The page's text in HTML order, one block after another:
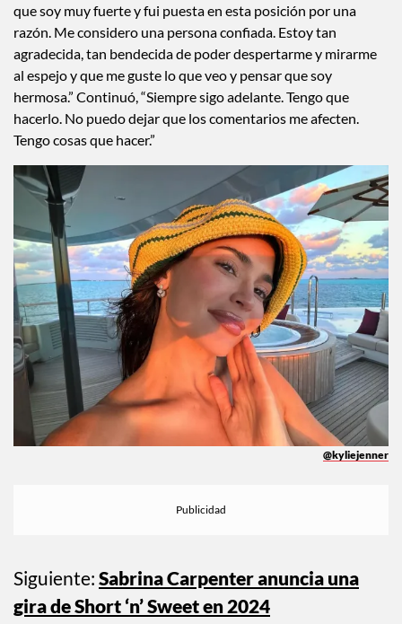
que soy muy fuerte y fui puesta en esta posición por una
razón. Me considero una persona confiada. Estoy tan
agradecida, tan bendecida de poder despertarme y mirarme
al espejo y que me guste lo que veo y pensar que soy
hermosa.” Continuó, “Siempre sigo adelante. Tengo que
hacerlo. No puedo dejar que los comentarios me afecten.
Tengo cosas que hacer.”
@kyliejenner
Siguiente: Sabrina Carpenter anuncia una
gira de Short ‘n’ Sweet en 2024